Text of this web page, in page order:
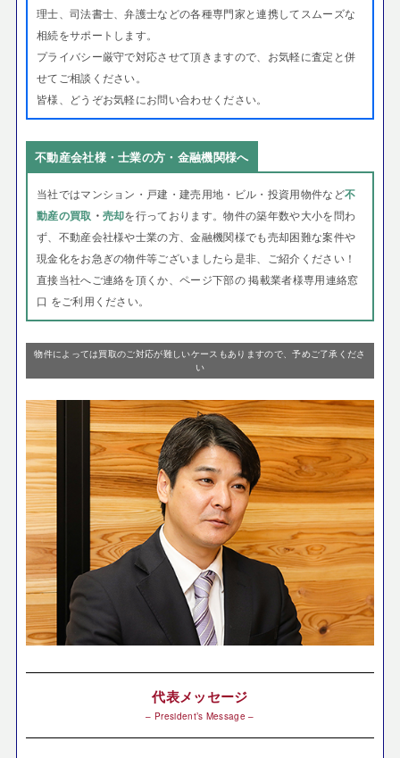
理士、司法書士、弁護士などの各種専門家と連携してスムーズな
相続をサポートします。
プライバシー厳守で対応させて頂きますので、お気軽に査定と併
せてご相談ください。
皆様、どうぞお気軽にお問い合わせください。
不動産会社様・士業の方・金融機関様へ
当社ではマンション・戸建・建売用地・ビル・投資用物件など不
動産の買取 ・ 売却を行っております。物件の築年数や大小を問わ
ず、不動産会社様や士業の方、金融機関様でも売却困難な案件や
現金化をお急ぎの物件等ございましたら是非、ご紹介ください！
直接当社へご連絡を頂くか、ページ下部の 掲載業者様専用連絡窓
口 をご利用ください。
物件によっては買取のご対応が難しいケースもありますので、予めご了承くださ
い
代表メッセージ
– President’s Message –